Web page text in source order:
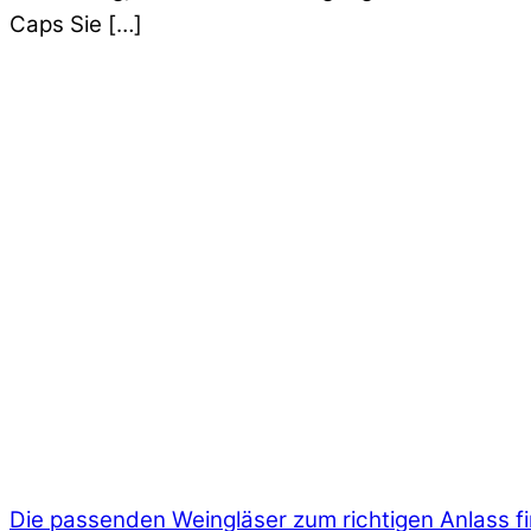
Caps Sie […]
Die passenden Weingläser zum richtigen Anlass